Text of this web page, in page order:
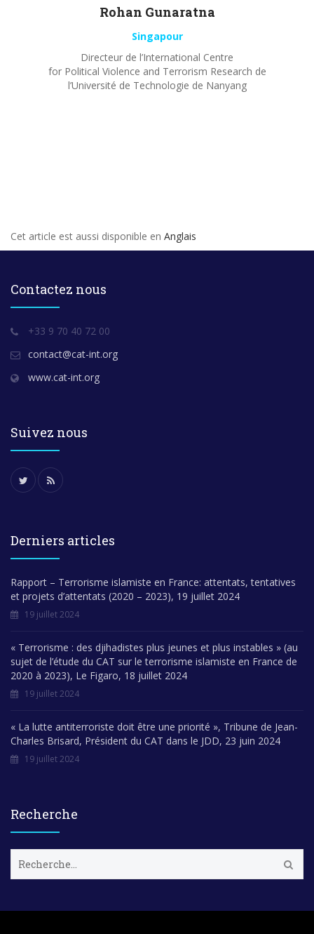
Rohan Gunaratna
Singapour
Directeur de l’International Centre
for Political Violence and Terrorism Research de
l’Université de Technologie de Nanyang
Cet article est aussi disponible en Anglais
Contactez nous
+33 9 70 40 72 00
contact@cat-int.org
www.cat-int.org
Suivez nous
Derniers articles
Rapport – Terrorisme islamiste en France: attentats, tentatives
et projets d’attentats (2020 – 2023), 19 juillet 2024
19 juillet 2024
« Terrorisme : des djihadistes plus jeunes et plus instables » (au
sujet de l’étude du CAT sur le terrorisme islamiste en France de
2020 à 2023), Le Figaro, 18 juillet 2024
19 juillet 2024
« La lutte antiterroriste doit être une priorité », Tribune de Jean-
Charles Brisard, Président du CAT dans le JDD, 23 juin 2024
19 juillet 2024
Recherche
c
e